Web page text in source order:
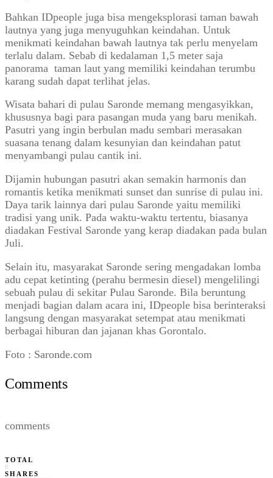
Bahkan IDpeople juga bisa mengeksplorasi taman bawah
lautnya yang juga menyuguhkan keindahan. Untuk
menikmati keindahan bawah lautnya tak perlu menyelam
terlalu dalam. Sebab di kedalaman 1,5 meter saja
panorama taman laut yang memiliki keindahan terumbu
karang sudah dapat terlihat jelas.
Wisata bahari di pulau Saronde memang mengasyikkan,
khususnya bagi para pasangan muda yang baru menikah.
Pasutri yang ingin berbulan madu sembari merasakan
suasana tenang dalam kesunyian dan keindahan patut
menyambangi pulau cantik ini.
Dijamin hubungan pasutri akan semakin harmonis dan
romantis ketika menikmati sunset dan sunrise di pulau ini.
Daya tarik lainnya dari pulau Saronde yaitu memiliki
tradisi yang unik. Pada waktu-waktu tertentu, biasanya
diadakan Festival Saronde yang kerap diadakan pada bulan
Juli.
Selain itu, masyarakat Saronde sering mengadakan lomba
adu cepat ketinting (perahu bermesin diesel) mengelilingi
sebuah pulau di sekitar Pulau Saronde. Bila beruntung
menjadi bagian dalam acara ini, IDpeople bisa berinteraksi
langsung dengan masyarakat setempat atau menikmati
berbagai hiburan dan jajanan khas Gorontalo.
Foto : Saronde.com
Comments
comments
TOTAL
0
SHARES